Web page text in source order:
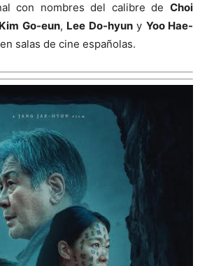
con nombres del calibre de Choi
Kim Go-eun, Lee Do-hyuny Yoo Hae-
salas de cine españolas.